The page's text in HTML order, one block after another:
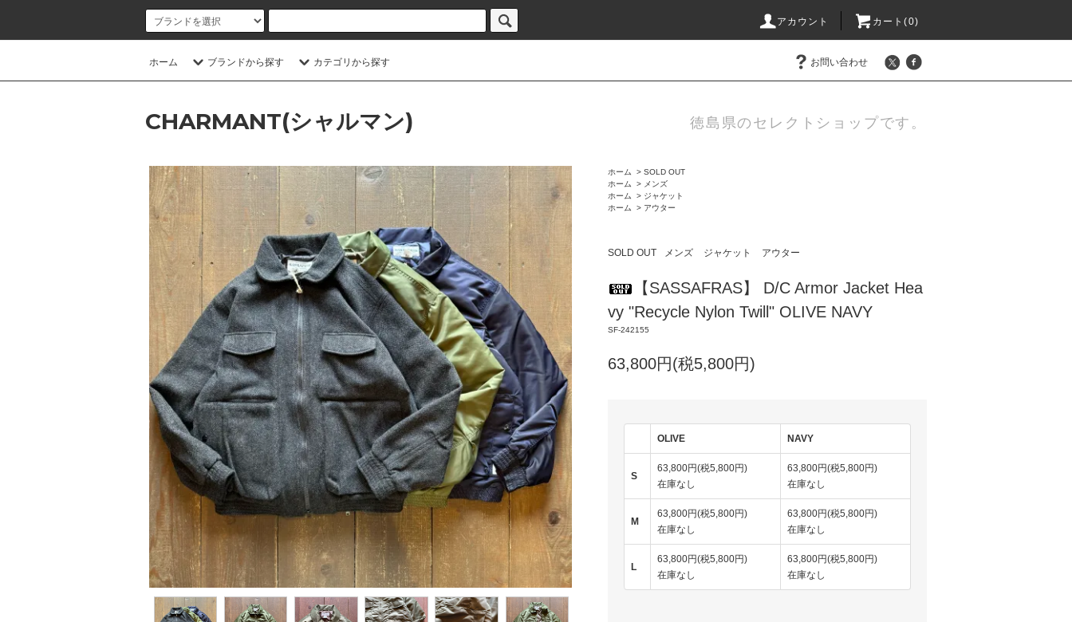
アカウント カート(0)
ホーム ブランドから探す カテゴリから探す お問い合わせ
CHARMANT(シャルマン) 徳島県のセレクトショップです。
ホーム > SOLD OUT
ホーム
> メンズ
ホーム
> ジャケット
ホーム
> アウター
SOLD OUT メンズ ジャケット アウター
【SASSAFRAS】 D/C Armor Jacket Hea
vy "Recycle Nylon Twill" OLIVE NAVY
SF-242155
63,800円(税5,800円)
OLIVE NAVY
S
63,800円(税5,800円)
在庫なし
63,800円(税5,800円)
在庫なし
M
63,800円(税5,800円)
在庫なし
63,800円(税5,800円)
在庫なし
L
63,800円(税5,800円)
在庫なし
63,800円(税5,800円)
在庫なし